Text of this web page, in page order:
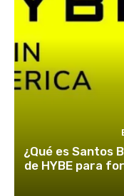
¿Qué es Santos
de HYBE para